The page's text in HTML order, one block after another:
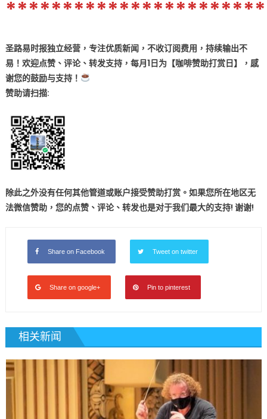
圣路易时报独立经营，专注优质新闻，不收订阅费用，持续输出不
易！欢迎点赞、评论、转发支持，每月1日为【咖啡赞助打赏日】，感
谢您的鼓励与支持！
赞助请扫描:
除此之外没有任何其他管道或账户接受赞助打赏。如果您所在地区无
法微信赞助，您的点赞、评论、转发也是对于我们最大的支持! 谢谢!
Share on Facebook Tweet on twitter
Share on google+ Pin to pinterest
相关新闻